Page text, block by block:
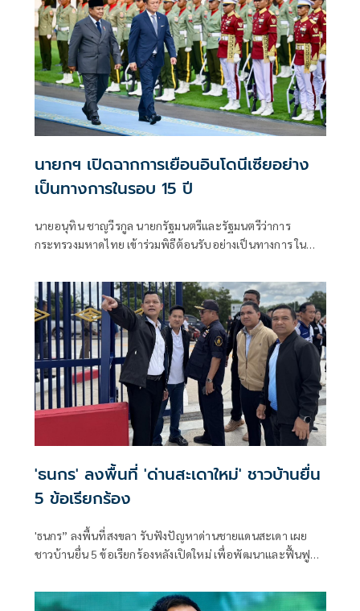
นายกฯ เปิดฉากการเยือนอินโดนีเซียอย่าง
เป็นทางการในรอบ 15 ปี
นายอนุทิน ชาญวีรกูล นายกรัฐมนตรีและรัฐมนตรีว่าการ
กระทรวงมหาดไทย เข้าร่วมพิธีต้อนรับอย่างเป็นทางการ ใน
'ธนกร' ลงพื้นที่ 'ด่านสะเดาใหม่' ชาวบ้านยื่น
5 ข้อเรียกร้อง
'ธนกร” ลงพื้นที่สงขลา รับฟังปัญหาด่านชายแดนสะเดา เผย
ชาวบ้านยื่น 5 ข้อเรียกร้องหลังเปิดใหม่ เพื่อพัฒนาและฟื้นฟู